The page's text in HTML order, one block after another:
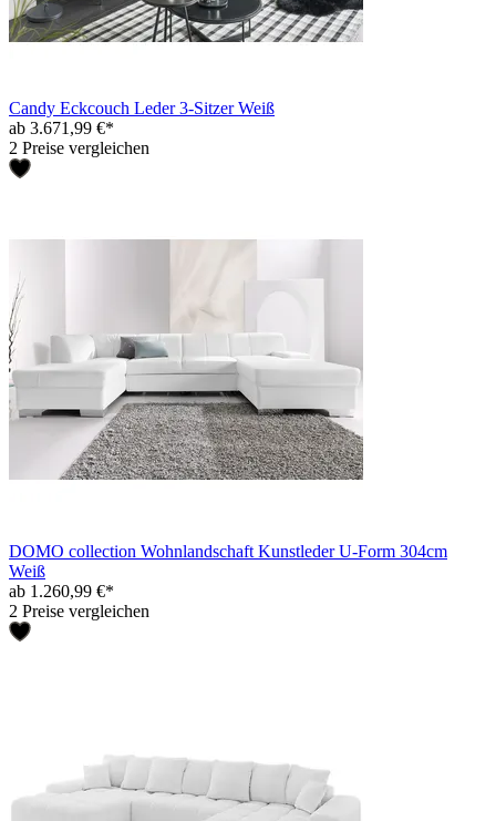
Candy Eckcouch Leder 3-Sitzer Weiß
ab 3.671,99 €*
2 Preise vergleichen
DOMO collection Wohnlandschaft Kunstleder U-Form 304cm
Weiß
ab 1.260,99 €*
2 Preise vergleichen